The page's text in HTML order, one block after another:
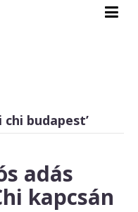
budapest’
adás
kapcsán